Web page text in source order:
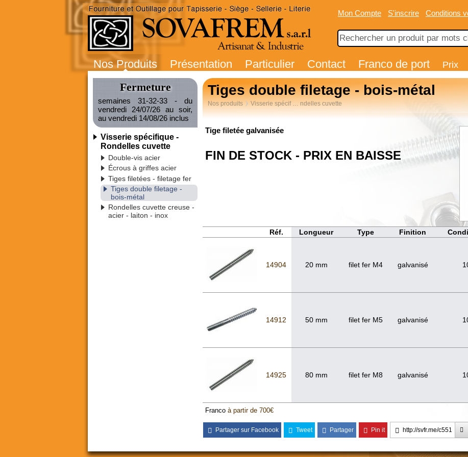
Mon Compte S'inscrire Conditions
Nos Produits Présentation Particulier Contact Franco de port Prix
Fermeture
semaines 31-32-33 - du
vendredi 24/07/26 au soir,
au vendredi 14/08/26 inclus
Visserie spécifique -
Rondelles cuvette
Double-vis acier
Écrous à griffes acier
Tiges filetées - filetage fer
Tiges double filetage -
bois-métal
Rondelles cuvette creuse -
acier - laiton - inox
Tiges double filetage - bois-métal
Nos produits Visserie spécif … ndelles cuvette
Tige filetée galvanisée
FIN DE STOCK - PRIX EN BAISSE
Réf. Longueur Type Finition
14904 20 mm filet fer M4 galvanisé
14912 50 mm filet fer M5 galvanisé
14925 80 mm filet fer M8 galvanisé
Franco à partir de 700€
Partager sur Facebook Tweet Partager Pin it http://svfr.me/c551